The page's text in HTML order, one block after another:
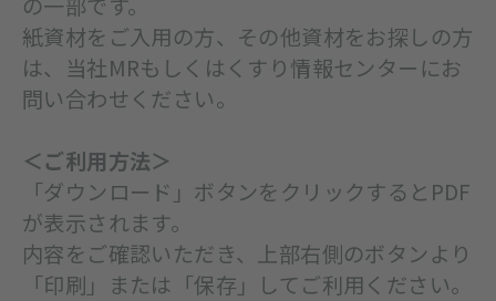
紙資材をご入用の方、その他資材をお探しの方
は、当社MRもしくはくすり情報センターにお
問い合わせください。
＜ご利用方法＞
「ダウンロード」ボタンをクリックするとPDF
が表示されます。
内容をご確認いただき、上部右側のボタンより
「印刷」または「保存」してご利用ください。